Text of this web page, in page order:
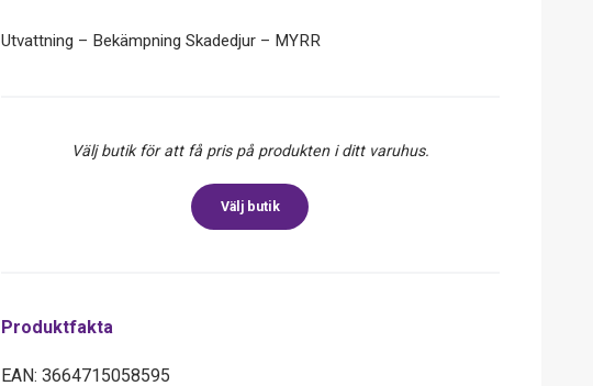
Utvattning – Bekämpning Skadedjur – MYRR
Välj butik för att få pris på produkten i ditt varuhus.
Välj butik
Produktfakta
EAN: 3664715058595